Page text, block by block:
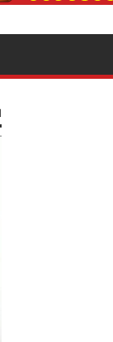
1- إضغط على الصورة للتفاصيل